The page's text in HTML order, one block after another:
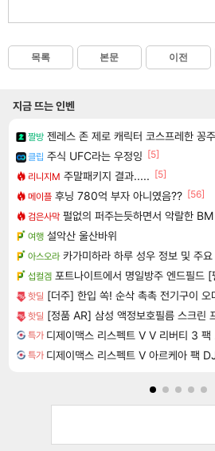
목록 본문 이전
지금 뜨는 인벤
짤방 젠레스 존 제로 캐릭터 코스프레한 꽁주
클립 주식 UFC라는 우정잉 [5]
리니지M 주말패키지 결과..... [5]
메이플 후닝 780억 부자 아니였음?? [56]
검은사막 펄없의 퍼주는듯하면서 악랄한
여행 설악산 울산바위
아스오라 카가미하라 하루 성우 정보 및 주
섭컬겜 포트나이트에서 명일방주 엔드필드
핫딜 [더주] 한입 쏙! 순삭 촉촉 전기구이
핫딜 [정품 AR] 삼성 액정보호필름 스크린 프
특가
특가